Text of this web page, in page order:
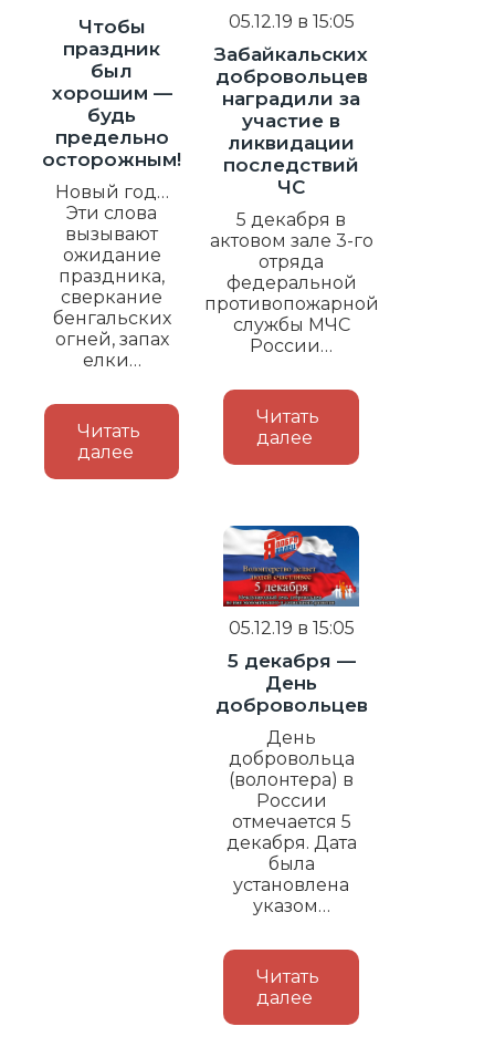
Чтобы
праздник
был
хорошим —
будь
предельно
осторожным!
Новый год…
Эти слова
вызывают
ожидание
праздника,
сверкание
бенгальских
огней, запах
елки…
Читать
далее
05.12.19 в 15:05
Забайкальских
добровольцев
наградили за
участие в
ликвидации
последствий
ЧС
5 декабря в
актовом зале 3-го
отряда
федеральной
противопожарной
службы МЧС
России…
Читать
далее
05.12.19 в 15:05
5 декабря —
День
добровольцев
День
добровольца
(волонтера) в
России
отмечается 5
декабря. Дата
была
установлена
указом…
Читать
далее